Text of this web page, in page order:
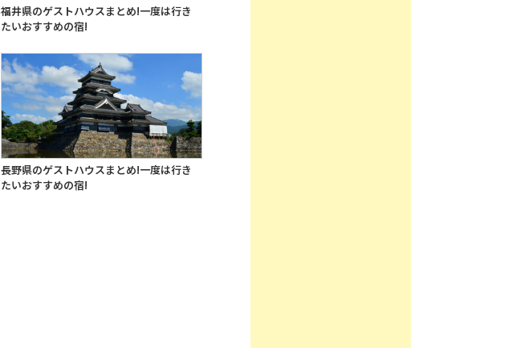
福井県のゲストハウスまとめ!一度は行き
たいおすすめの宿!
長野県のゲストハウスまとめ!一度は行き
たいおすすめの宿!